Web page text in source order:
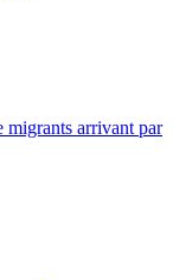
migrants arrivant par